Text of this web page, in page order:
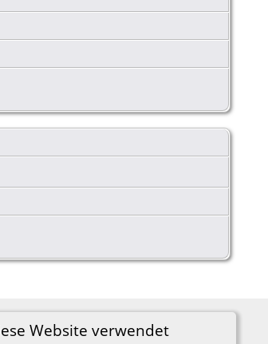
Website verwendet